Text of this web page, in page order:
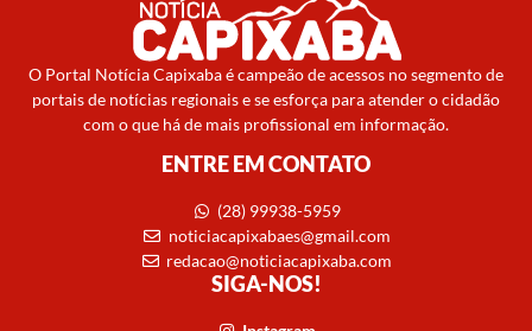
O Portal Notícia Capixaba é campeão de acessos no segmento de
portais de notícias regionais e se esforça para atender o cidadão
com o que há de mais profissional em informação.
ENTRE EM CONTATO
(28) 99938-5959
noticiacapixabaes@gmail.com
redacao@noticiacapixaba.com
SIGA-NOS!